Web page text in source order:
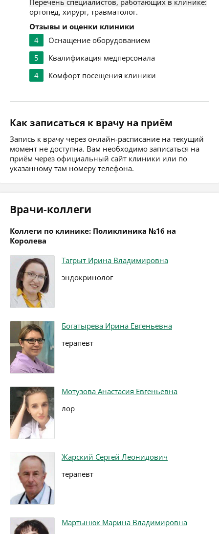
Перечень специалистов, работающих в клинике:
ортопед, хирург, травматолог.
Отзывы и оценки клиники
4
Оснащение оборудованием
5
Квалификация медперсонала
4
Комфорт посещения клиники
Как записаться к врачу на приём
Запись к врачу через онлайн-расписание на текущий
момент не доступна. Вам необходимо записаться на
приём через официальный сайт клиники или по
указанному там номеру телефона.
Врачи-коллеги
Коллеги по клинике: Поликлиника №16 на
Королева
Тагрыт Ирина Владимировна
эндокринолог
Богатырева Ирина Евгеньевна
терапевт
Мотузова Анастасия Евгеньевна
лор
Жарский Сергей Леонидович
терапевт
Мартынюк Марина Владимировна